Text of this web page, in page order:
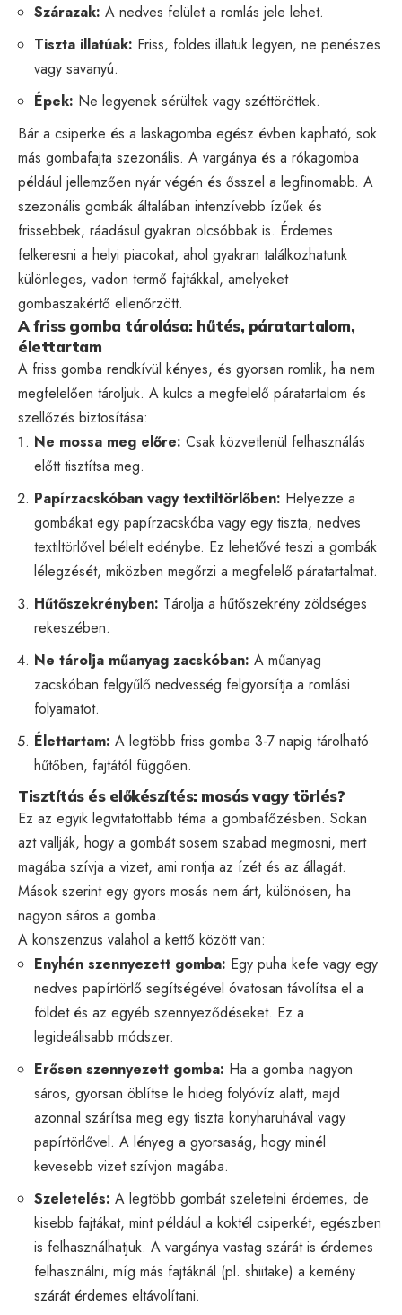
Szárazak: A nedves felület a romlás jele lehet.
Tiszta illatúak: Friss, földes illatuk legyen, ne penészes
vagy savanyú.
Épek: Ne legyenek sérültek vagy széttöröttek.
Bár a csiperke és a laskagomba egész évben kapható, sok
más gombafajta szezonális. A vargánya és a rókagomba
például jellemzően nyár végén és ősszel a legfinomabb. A
szezonális gombák általában intenzívebb ízűek és
frissebbek, ráadásul gyakran olcsóbbak is. Érdemes
felkeresni a helyi piacokat, ahol gyakran találkozhatunk
különleges, vadon termő fajtákkal, amelyeket
gombaszakértő ellenőrzött.
A friss gomba tárolása: hűtés, páratartalom,
élettartam
A friss gomba rendkívül kényes, és gyorsan romlik, ha nem
megfelelően tároljuk. A kulcs a megfelelő páratartalom és
szellőzés biztosítása:
Ne mossa meg előre: Csak közvetlenül felhasználás
előtt tisztítsa meg.
Papírzacskóban vagy textiltörlőben: Helyezze a
gombákat egy papírzacskóba vagy egy tiszta, nedves
textiltörlővel bélelt edénybe. Ez lehetővé teszi a gombák
lélegzését, miközben megőrzi a megfelelő páratartalmat.
Hűtőszekrényben: Tárolja a hűtőszekrény zöldséges
rekeszében.
Ne tárolja műanyag zacskóban: A műanyag
zacskóban felgyűlő nedvesség felgyorsítja a romlási
folyamatot.
Élettartam: A legtöbb friss gomba 3-7 napig tárolható
hűtőben, fajtától függően.
Tisztítás és előkészítés: mosás vagy törlés?
Ez az egyik legvitatottabb téma a gombafőzésben. Sokan
azt vallják, hogy a gombát sosem szabad megmosni, mert
magába szívja a vizet, ami rontja az ízét és az állagát.
Mások szerint egy gyors mosás nem árt, különösen, ha
nagyon sáros a gomba.
A konszenzus valahol a kettő között van:
Enyhén szennyezett gomba: Egy puha kefe vagy egy
nedves papírtörlő segítségével óvatosan távolítsa el a
földet és az egyéb szennyeződéseket. Ez a
legideálisabb módszer.
Erősen szennyezett gomba: Ha a gomba nagyon
sáros, gyorsan öblítse le hideg folyóvíz alatt, majd
azonnal szárítsa meg egy tiszta konyharuhával vagy
papírtörlővel. A lényeg a gyorsaság, hogy minél
kevesebb vizet szívjon magába.
Szeletelés: A legtöbb gombát szeletelni érdemes, de
kisebb fajtákat, mint például a koktél csiperkét, egészben
is felhasználhatjuk. A vargánya vastag szárát is érdemes
felhasználni, míg más fajtáknál (pl. shiitake) a kemény
szárát érdemes eltávolítani.